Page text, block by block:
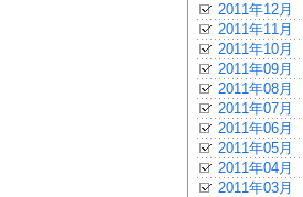
2011年12月
2011年11月
2011年10月
2011年09月
2011年08月
2011年07月
2011年06月
2011年05月
2011年04月
2011年03月